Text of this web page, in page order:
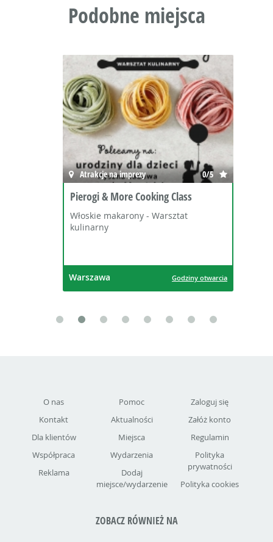
Podobne miejsca
Atrakcje na imprezy 0/5
Pierogi & More Cooking Class
Włoskie makarony - Warsztat
kulinarny
Warszawa Godziny otwarcia
O nas
Kontakt
Dla klientów
Współpraca
Reklama
Pomoc
Aktualności
Miejsca
Wydarzenia
Dodaj
miejsce/wydarzenie
Zaloguj się
Załóż konto
Regulamin
Polityka
prywatności
Polityka cookies
ZOBACZ RÓWNIEŻ NA